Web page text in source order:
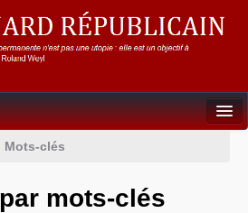
Mots-clés
mots-clés